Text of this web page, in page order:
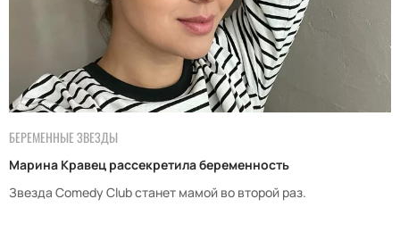
БЕРЕМЕННЫЕ ЗВЕЗДЫ
Марина Кравец рассекретила беременность
Звезда Comedy Club станет мамой во второй раз.